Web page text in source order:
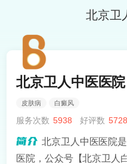
北京卫
北京卫人中医医院
皮肤病 白癜风
服务次数 5938 好评数 5728
北京卫人中医医院
医院，公众号【北京卫人